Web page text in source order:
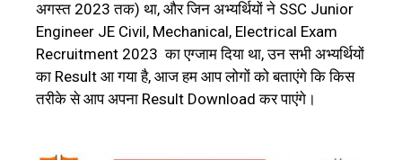
अगस्त 2023 तक) था, और जिन अभ्यर्थियों ने SSC Junior
Engineer JE Civil, Mechanical, Electrical Exam
Recruitment 2023 का एग्जाम दिया था, उन सभी अभ्यर्थियों
का Result आ गया है, आज हम आप लोगों को बताएंगे कि किस
तरीके से आप अपना Result Download कर पाएंगे।